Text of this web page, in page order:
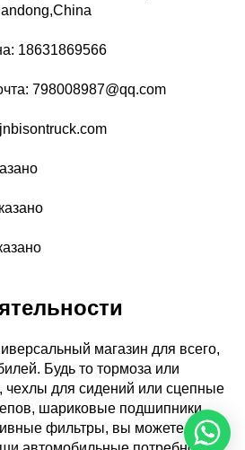
18631869566
798008987@qq.com
магазин для всего,
Будь то тормоза или
для сидений или сцепные
шариковые подшипники
фильтры, вы можете